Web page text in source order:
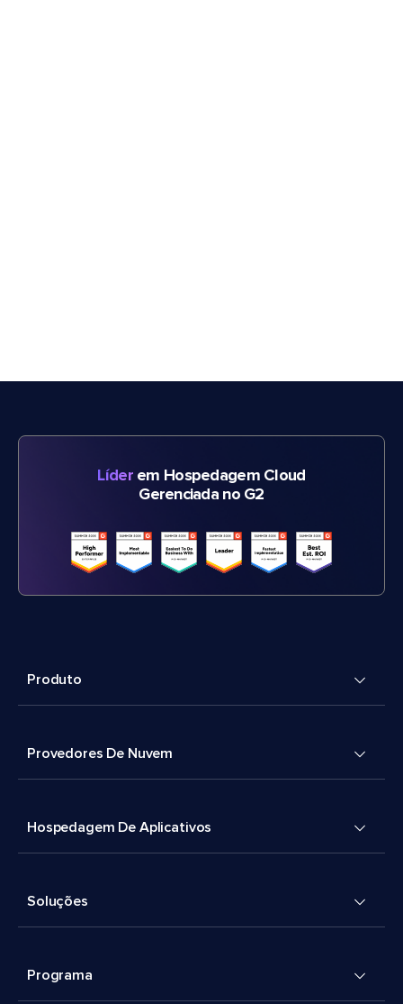
Líderem Hospedagem Cloud
Gerenciada no G2
Produto
Provedores De Nuvem
Hospedagem De Aplicativos
Soluções
Programa